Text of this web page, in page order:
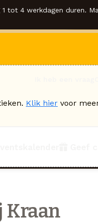
tot 4 werkdagen duren.
Kraan
Klik hier voor